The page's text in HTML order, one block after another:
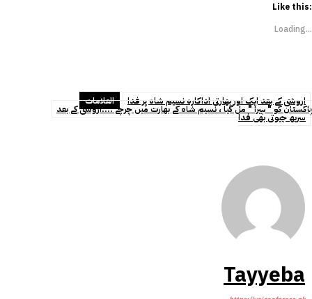
Like this:
Loading...
العلامات اروشی کے بعد ایک اور بھارتی اداکارہ نسیم شاہ پر فدا
پاکستان کو " ہیرا " مل گیا ، نسیم شاہ کے بھارت میں چرچے ....اروشی کے بعد
سربھ جیوتی بھی فدا
Tayyeba